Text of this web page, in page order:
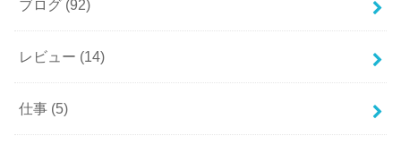
ブログ (92)
レビュー (14)
仕事 (5)